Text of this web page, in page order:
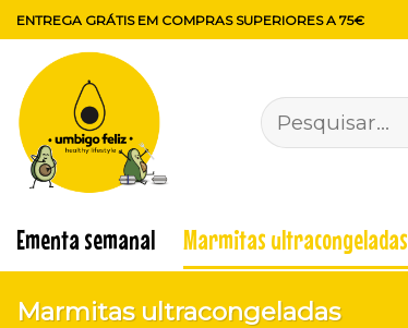
Skip
to
content
ENTREGA GRÁTIS EM COMPRAS SUPERIORES A 75€
Pesquisar
por:
Ementa semanal Marmitas ultracongeladas
Marmitas ultracongeladas